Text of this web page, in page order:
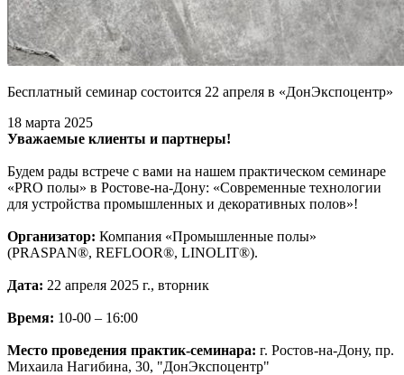
Бесплатный семинар состоится 22 апреля в «ДонЭкспоцентр»
18 марта 2025
Уважаемые клиенты и партнеры!
Будем рады встрече с вами на нашем практическом семинаре
«PRO полы» в Ростове-на-Дону: «Современные технологии
для устройства промышленных и декоративных полов»!
Организатор: Компания «Промышленные полы»
(PRASPAN®, REFLOOR®, LINOLIT®).
Дата: 22 апреля 2025 г., вторник
Время: 10-00 – 16:00
Место проведения практик-семинара: г. Ростов-на-Дону, пр.
Михаила Нагибина, 30, "ДонЭкспоцентр"